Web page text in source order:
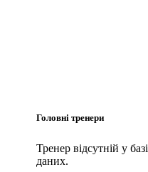
Головні тренери
Тренер відсутній у базі
даних.